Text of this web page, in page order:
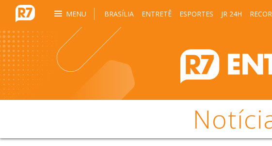
MENU BRASÍLIA ENTRETÊ ESPORTES JR 24H